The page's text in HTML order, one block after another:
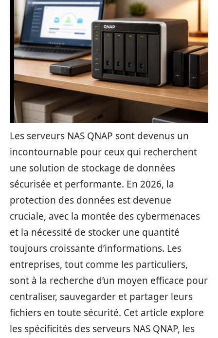
Les serveurs NAS QNAP sont devenus un
incontournable pour ceux qui recherchent
une solution de stockage de données
sécurisée et performante. En 2026, la
protection des données est devenue
cruciale, avec la montée des cybermenaces
et la nécessité de stocker une quantité
toujours croissante d’informations. Les
entreprises, tout comme les particuliers,
sont à la recherche d’un moyen efficace pour
centraliser, sauvegarder et partager leurs
fichiers en toute sécurité. Cet article explore
les spécificités des serveurs NAS QNAP, les